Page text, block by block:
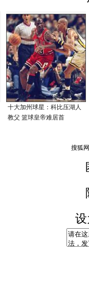
十大加州球星：科比压湖人
教父 篮球皇帝难居首